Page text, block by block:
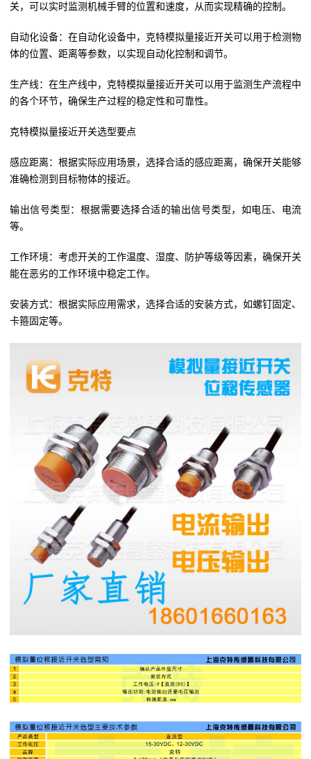
关，可以实时监测机械手臂的位置和速度，从而实现精确的控制。
自动化设备：在自动化设备中，克特模拟量接近开关可以用于检测物
体的位置、距离等参数，以实现自动化控制和调节。
生产线：在生产线中，克特模拟量接近开关可以用于监测生产流程中
的各个环节，确保生产过程的稳定性和可靠性。
克特模拟量接近开关选型要点
感应距离：根据实际应用场景，选择合适的感应距离，确保开关能够
准确检测到目标物体的接近。
输出信号类型：根据需要选择合适的输出信号类型，如电压、电流
等。
工作环境：考虑开关的工作温度、湿度、防护等级等因素，确保开关
能在恶劣的工作环境中稳定工作。
安装方式：根据实际应用需求，选择合适的安装方式，如螺钉固定、
卡箍固定等。